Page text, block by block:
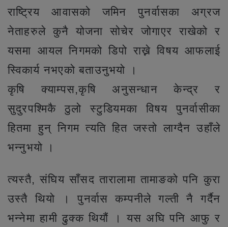
राष्ट्रिय आवासको जमिन पुनर्वासका अग्रज
नेताहरुले कुनै योजना सोचेर जोगाएर राखेको र
यसमा आयल निगमको डिपो राख्ने विषय आफलाई
स्विकार्य नभएको बताउनुभयो ।
कृषि क्याम्पस,कृषि अनुसन्धान केन्द्र र
सुदुरपश्मिकै ठुलो स्टुडियमका विषय पुनर्वासीका
हितमा हुन् निगम त्यति हित जस्तो लाग्दैन उहाँले
भन्नुभयो ।
त्यस्तै, संघिय साँसद तारालामा तामाङको पनि कुरा
उस्तै थियो । पुनर्वास कम्पनीले गल्ती नै गर्दैन
भन्नेमा हामी ढुक्क थियौं । यस अघि पनि आफु र